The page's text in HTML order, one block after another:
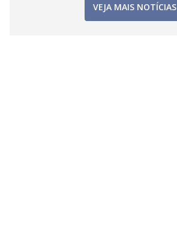
VEJA MAIS NOTÍCIAS